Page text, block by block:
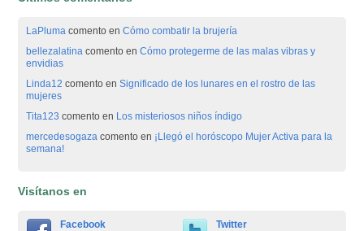
LaPluma comento enCómo combatir la brujería
bellezalatina comento enCómo protegerme de las malas vibras y
envidias
Linda12 comento enSignificado de los lunares en el rostro de las
mujeres
Tita123 comento en Los misteriosos niños índigo
mercedesogaza comento en ¡Llegó el horóscopo Mujer Activa para la
semana!
Visítanos en
Facebook Twitter